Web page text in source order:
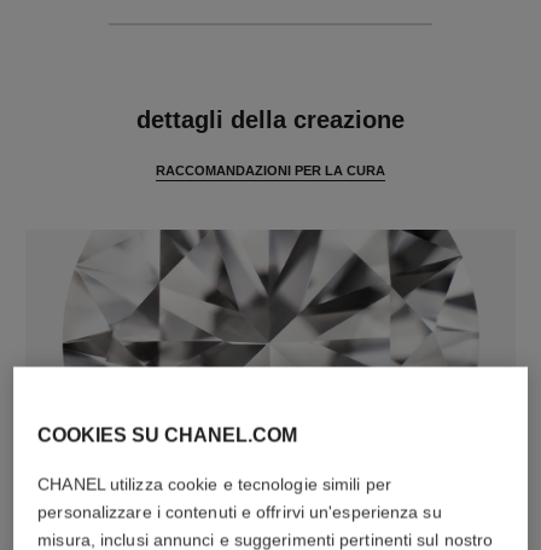
dettagli della creazione
RACCOMANDAZIONI PER LA CURA
5 diamanti taglio brillante per un totale di 0,16 carati
Le caratteristiche di ogni creazione potrebbero variare**
COOKIES SU CHANEL.COM
CHANEL utilizza cookie e tecnologie simili per
personalizzare i contenuti e offrirvi un'esperienza su
misura, inclusi annunci e suggerimenti pertinenti sul nostro